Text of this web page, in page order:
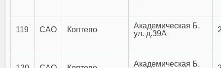
119 САО Коптево
Академическая Б.
ул. д.39А
Академическая Б.